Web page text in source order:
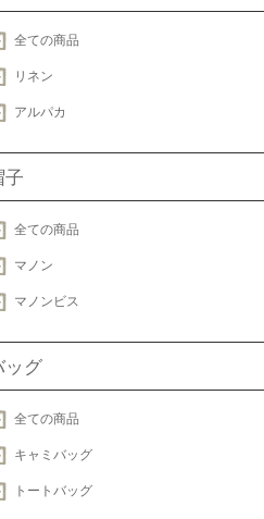
全ての商品
リネン
アルパカ
子
全ての商品
マノン
マノンビス
ッグ
全ての商品
キャミバッグ
トートバッグ